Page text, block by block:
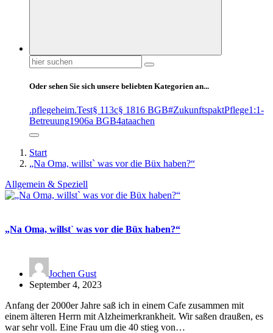
Suchen
nach:
Oder sehen Sie sich unsere beliebten Kategorien an...
.pflegeheim.Test§ 113c§ 1816 BGB#ZukunftspaktPflege1:1-
Betreuung1906a BGB4ataachen
Start
„Na Oma, willst` was vor die Büx haben?“
Allgemein & Speziell
„Na Oma, willst` was vor die Büx haben?“
Jochen Gust
September 4, 2023
Anfang der 2000er Jahre saß ich in einem Cafe zusammen mit
einem älteren Herrn mit Alzheimerkrankheit. Wir saßen draußen, es
war sehr voll. Eine Frau um die 40 stieg von…